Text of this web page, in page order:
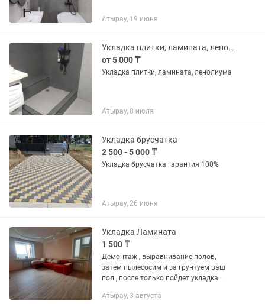
Атырау, 19 июня
Укладка плитки, ламината, ленолиума, штукатурка под маяк, стяжка, шпаклевка
от 5 000 ₸
Укладка плитки, ламината, ленолиума
Атырау, 8 июля
Укладка брусчатка
2 500 - 5 000 ₸
Укладка брусчатка гарантия 100%
Атырау, 26 июня
Укладка Ламината
1 500 ₸
Демонтаж , выравнивание полов,
затем пылесосим и за грунтуем ваш
пол , после только пойдет укладка
главное на совесть
Атырау, 3 августа